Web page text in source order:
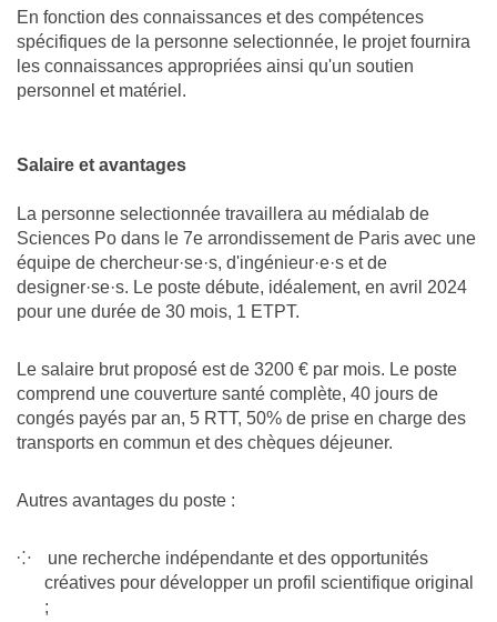
En fonction des connaissances et des compétences
spécifiques de la personne selectionnée, le projet fournira
les connaissances appropriées ainsi qu'un soutien
personnel et matériel.
Salaire et avantages
La personne selectionnée travaillera au médialab de
Sciences Po dans le 7e arrondissement de Paris avec une
équipe de chercheur·se·s, d'ingénieur·e·s et de
designer·se·s. Le poste débute, idéalement, en avril 2024
pour une durée de 30 mois, 1 ETPT.
Le salaire brut proposé est de 3200 € par mois. Le poste
comprend une couverture santé complète, 40 jours de
congés payés par an, 5 RTT, 50% de prise en charge des
transports en commun et des chèques déjeuner.
Autres avantages du poste :
une recherche indépendante et des opportunités
créatives pour développer un profil scientifique original
;